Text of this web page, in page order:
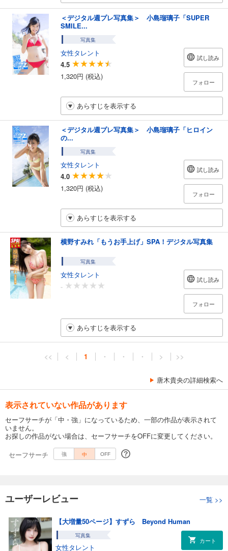
＜デジタル週プレ写真集＞ 小島瑠璃子「SUPER
SMILE...
写真集
女性タレント
4.5
1,320円 (税込)
試し読み
フォロー
あらすじを表示する
＜デジタル週プレ写真集＞ 小島瑠璃子「ヒロイン
の...
写真集
女性タレント
4.0
1,320円 (税込)
試し読み
フォロー
あらすじを表示する
横野すみれ「もうお手上げ」SPA！デジタル写真集
写真集
女性タレント
-
試し読み
フォロー
あらすじを表示する
<< < 1 ・ ・ ・ > >>
唐木貴央の詳細検索へ
表示されていない作品があります
セーフサーチが「中・強」になっているため、一部の作品が表示されて
いません。
お探しの作品がない場合は、セーフサーチをOFFに変更してください。
セーフサーチ
強 中 OFF
ユーザーレビュー 一覧 >>
【大増量50ページ】すずら Beyond Human
写真集
女性タレント
カート